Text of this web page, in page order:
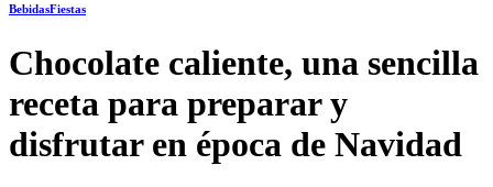
BebidasFiestas
Chocolate caliente, una sencilla
receta para preparar y
disfrutar en época de Navidad